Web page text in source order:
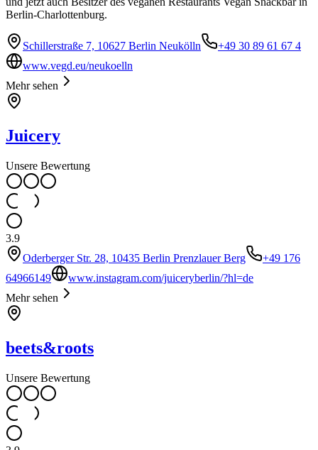
Berlin-Charlottenburg.
Schillerstraße 7, 10627 Berlin Neukölln
+49 30 89 61 67 4
www.vegd.eu/neukoelln
Mehr sehen
Juicery
Unsere Bewertung
3.9
Oderberger Str. 28, 10435 Berlin Prenzlauer Berg
+49 176
64966149
www.instagram.com/juiceryberlin/?hl=de
Mehr sehen
beets&roots
Unsere Bewertung